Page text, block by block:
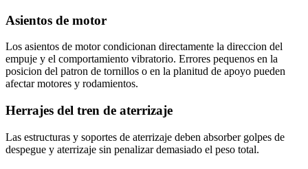
Asientos de motor
Los asientos de motor condicionan directamente la direccion del
empuje y el comportamiento vibratorio. Errores pequenos en la
posicion del patron de tornillos o en la planitud de apoyo pueden
afectar motores y rodamientos.
Herrajes del tren de aterrizaje
Las estructuras y soportes de aterrizaje deben absorber golpes de
despegue y aterrizaje sin penalizar demasiado el peso total.